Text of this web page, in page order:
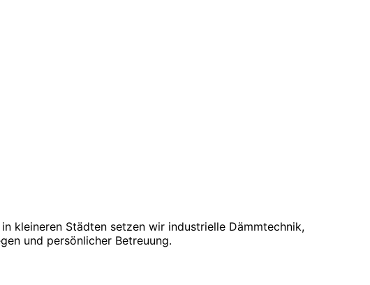
kleineren Städten setzen wir industrielle Dämmtechnik,
und persönlicher Betreuung.